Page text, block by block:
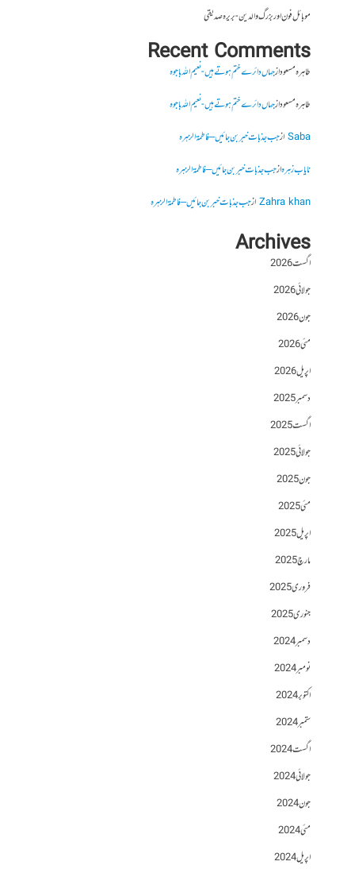
موبائل فون اور بزرگ والدین- بریرہ صدیقی
Recent Comments
طاہرہ مسعودازجہاں دائرے ختم ہوتے ہیں- نعیم اللہ باجوہ
طاہرہ مسعودازجہاں دائرے ختم ہوتے ہیں- نعیم اللہ باجوہ
Sabaازجب جذبات خبر بن جائیں – فاطمۃالزہرہ
نایاب زہرہازجب جذبات خبر بن جائیں – فاطمۃالزہرہ
Zahra khanازجب جذبات خبر بن جائیں – فاطمۃالزہرہ
Archives
اگست 2026
جولائی 2026
جون 2026
مئی 2026
اپریل 2026
دسمبر 2025
اگست 2025
جولائی 2025
جون 2025
مئی 2025
اپریل 2025
مارچ 2025
فروری 2025
جنوری 2025
دسمبر 2024
نومبر 2024
اکتوبر 2024
ستمبر 2024
اگست 2024
جولائی 2024
جون 2024
مئی 2024
اپریل 2024